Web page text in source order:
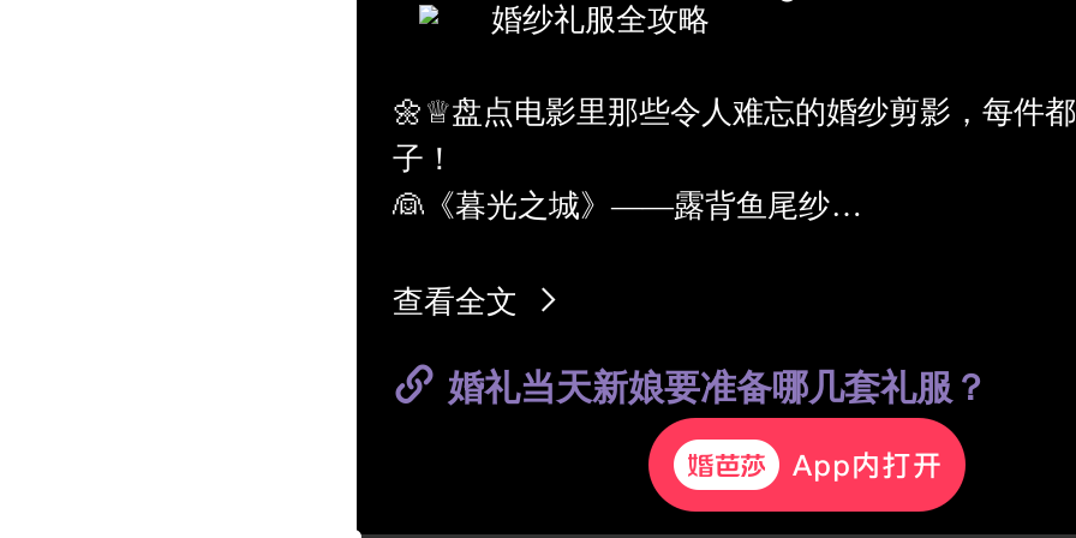
婚纱礼服全攻略
🌼♕盘点电影里那些令人难忘的婚纱剪影，每件
子！
👰《暮光之城》——露背鱼尾纱
👰《灰姑娘》——清新彩纱&浪漫大拖尾
#婚纱品牌##女士婚纱#
查看全文
婚礼当天新娘要准备哪几套礼服？